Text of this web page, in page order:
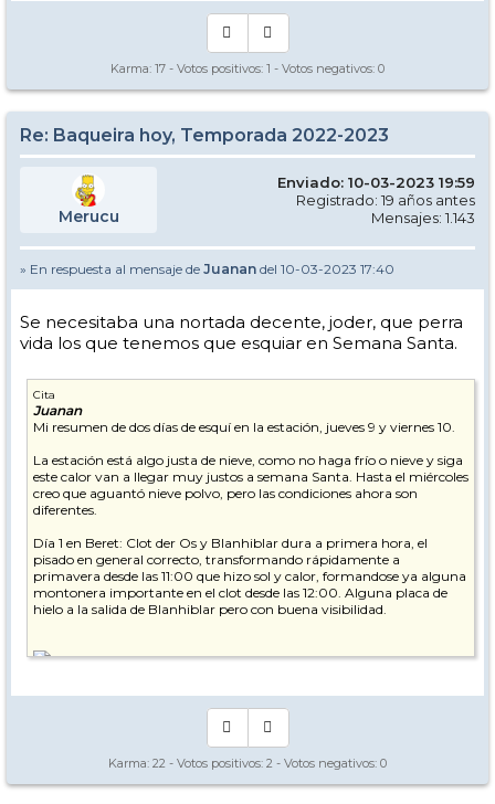
Karma: 17 - Votos positivos: 1 - Votos negativos: 0
Re: Baqueira hoy, Temporada 2022-2023
Merucu
Enviado: 10-03-2023 19:59
Registrado: 19 años antes
Mensajes: 1.143
» En respuesta al mensaje de Juanan del 10-03-2023 17:40
Se necesitaba una nortada decente, joder, que perra
vida los que tenemos que esquiar en Semana Santa.
Cita
Juanan
Mi resumen de dos días de esquí en la estación, jueves 9 y viernes 10.
La estación está algo justa de nieve, como no haga frío o nieve y siga
este calor van a llegar muy justos a semana Santa. Hasta el miércoles
creo que aguantó nieve polvo, pero las condiciones ahora son
diferentes.
Día 1 en Beret: Clot der Os y Blanhiblar dura a primera hora, el
pisado en general correcto, transformando rápidamente a
primavera desde las 11:00 que hizo sol y calor, formandose ya alguna
montonera importante en el clot desde las 12:00. Alguna placa de
hielo a la salida de Blanhiblar pero con buena visibilidad.
Karma: 22 - Votos positivos: 2 - Votos negativos: 0